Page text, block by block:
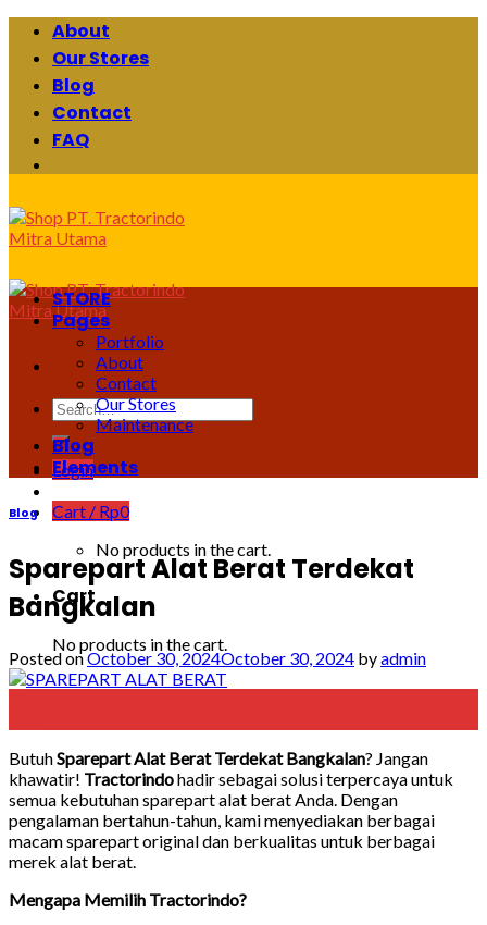
Skip
content
About
Our Stores
Blog
Contact
FAQ
Search
for:
Login
Cart / Rp0
No products in the cart.
Cart
No products in the cart.
STORE
Pages
Portfolio
About
Contact
Our Stores
Maintenance
Blog
Elements
Blog
Sparepart Alat Berat Terdekat
Bangkalan
Posted onOctober 30, 2024October 30, 2024 byadmin
ButuhSparepart Alat Berat Terdekat Bangkalan? Jangan
khawatir! Tractorindohadir sebagai solusi terpercaya untuk
semua kebutuhan sparepart alat berat Anda. Dengan
pengalaman bertahun-tahun, kami menyediakan berbagai
macam sparepart original dan berkualitas untuk berbagai
merek alat berat.
Mengapa Memilih Tractorindo?